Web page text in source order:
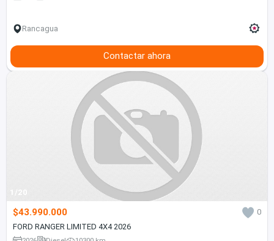
Rancagua
Contactar ahora
1/20
$43.990.000
0
FORD RANGER LIMITED 4X4 2026